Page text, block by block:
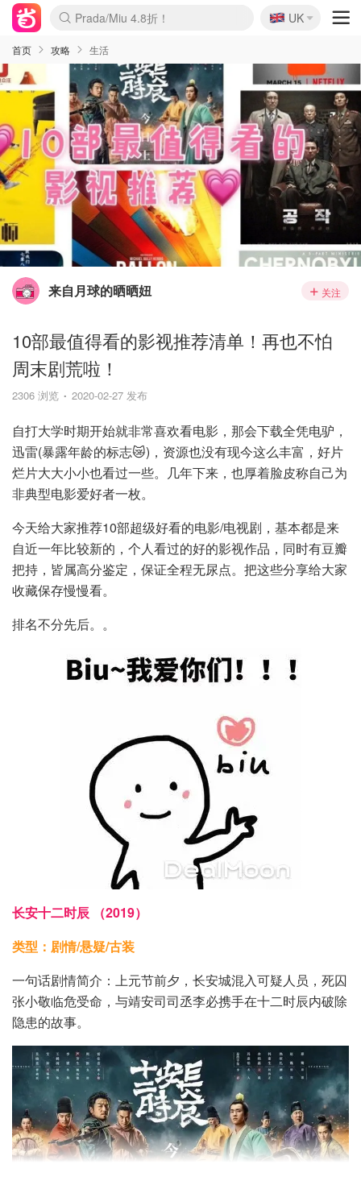
麦卢卡蜂蜜夏促！个位数！
Prada/Miu 4.8折！
啥？必胜客披萨5折！
🇬🇧
UK
首页 攻略 生活
来自月球的晒晒妞 关注
10部最值得看的影视推荐清单！再也不怕
周末剧荒啦！
2306 浏览 2020-02-27 发布
自打大学时期开始就非常喜欢看电影，那会下载全凭电驴，
迅雷(暴露年龄的标志😿)，资源也没有现今这么丰富，好片
烂片大大小小也看过一些。几年下来，也厚着脸皮称自己为
非典型电影爱好者一枚。
今天给大家推荐10部超级好看的电影/电视剧，基本都是来
自近一年比较新的，个人看过的好的影视作品，同时有豆瓣
把持，皆属高分鉴定，保证全程无尿点。把这些分享给大家
收藏保存慢慢看。
排名不分先后。。
长安十二时辰 （2019）
类型：剧情/悬疑/古装
一句话剧情简介：上元节前夕，长安城混入可疑人员，死囚
张小敬临危受命，与靖安司司丞李必携手在十二时辰内破除
隐患的故事。